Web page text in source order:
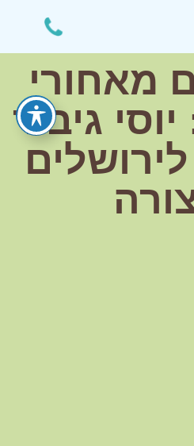
מאחורי
גיבור